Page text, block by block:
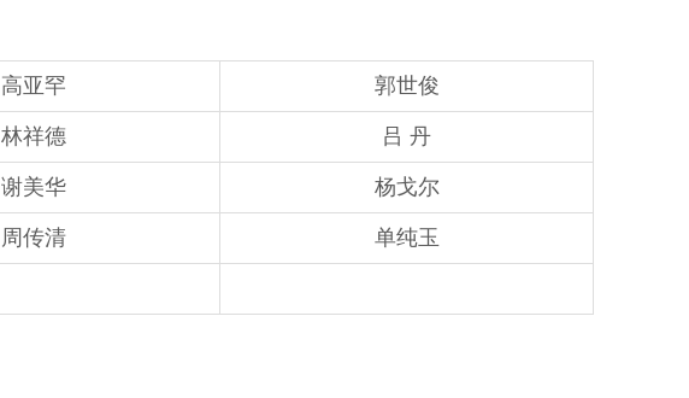
高亚罕 郭世俊
林祥德 吕 丹
谢美华 杨戈尔
周传清 单纯玉